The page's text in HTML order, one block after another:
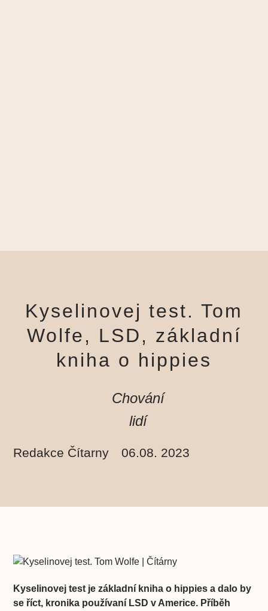
Kyselinovej test. Tom
Wolfe, LSD, základní
kniha o hippies
Chování
lidí
Redakce Čítarny 06.08. 2023
Kyselinovej test je základní kniha o hippies a dalo by
se říct, kronika používaní LSD v Americe. Příběh